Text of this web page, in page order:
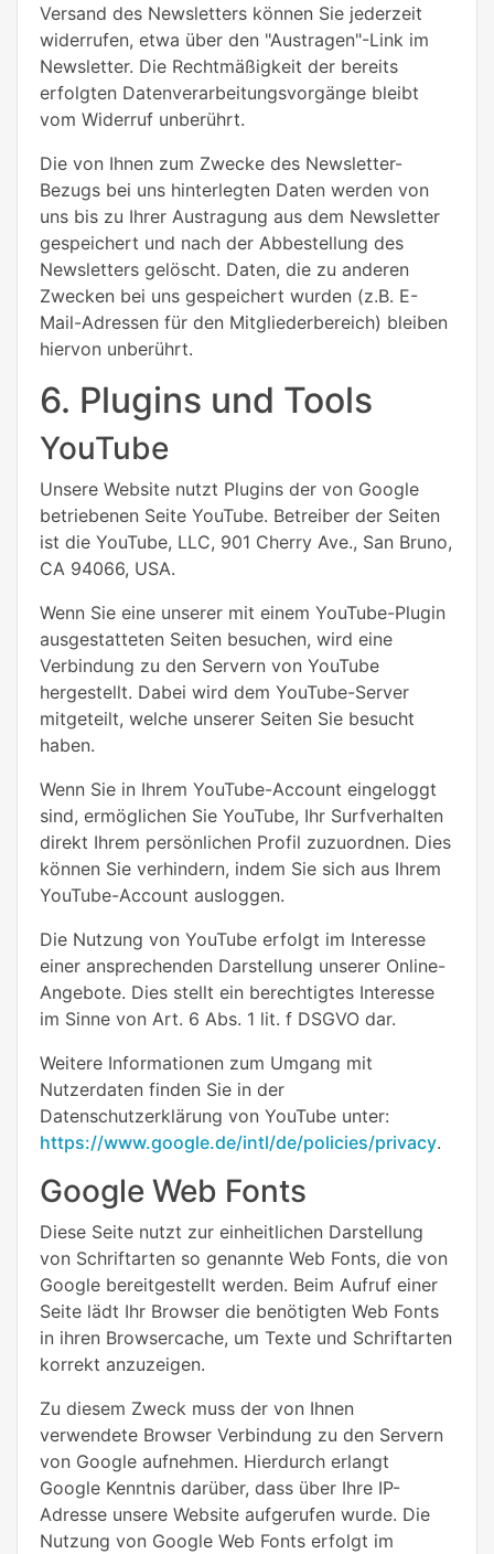
Versand des Newsletters können Sie jederzeit
widerrufen, etwa über den "Austragen"-Link im
Newsletter. Die Rechtmäßigkeit der bereits
erfolgten Datenverarbeitungsvorgänge bleibt
vom Widerruf unberührt.
Die von Ihnen zum Zwecke des Newsletter-
Bezugs bei uns hinterlegten Daten werden von
uns bis zu Ihrer Austragung aus dem Newsletter
gespeichert und nach der Abbestellung des
Newsletters gelöscht. Daten, die zu anderen
Zwecken bei uns gespeichert wurden (z.B. E-
Mail-Adressen für den Mitgliederbereich) bleiben
hiervon unberührt.
6. Plugins und Tools
YouTube
Unsere Website nutzt Plugins der von Google
betriebenen Seite YouTube. Betreiber der Seiten
ist die YouTube, LLC, 901 Cherry Ave., San Bruno,
CA 94066, USA.
Wenn Sie eine unserer mit einem YouTube-Plugin
ausgestatteten Seiten besuchen, wird eine
Verbindung zu den Servern von YouTube
hergestellt. Dabei wird dem YouTube-Server
mitgeteilt, welche unserer Seiten Sie besucht
haben.
Wenn Sie in Ihrem YouTube-Account eingeloggt
sind, ermöglichen Sie YouTube, Ihr Surfverhalten
direkt Ihrem persönlichen Profil zuzuordnen. Dies
können Sie verhindern, indem Sie sich aus Ihrem
YouTube-Account ausloggen.
Die Nutzung von YouTube erfolgt im Interesse
einer ansprechenden Darstellung unserer Online-
Angebote. Dies stellt ein berechtigtes Interesse
im Sinne von Art. 6 Abs. 1 lit. f DSGVO dar.
Weitere Informationen zum Umgang mit
Nutzerdaten finden Sie in der
Datenschutzerklärung von YouTube unter:
https://www.google.de/intl/de/policies/privacy.
Google Web Fonts
Diese Seite nutzt zur einheitlichen Darstellung
von Schriftarten so genannte Web Fonts, die von
Google bereitgestellt werden. Beim Aufruf einer
Seite lädt Ihr Browser die benötigten Web Fonts
in ihren Browsercache, um Texte und Schriftarten
korrekt anzuzeigen.
Zu diesem Zweck muss der von Ihnen
verwendete Browser Verbindung zu den Servern
von Google aufnehmen. Hierdurch erlangt
Google Kenntnis darüber, dass über Ihre IP-
Adresse unsere Website aufgerufen wurde. Die
Nutzung von Google Web Fonts erfolgt im